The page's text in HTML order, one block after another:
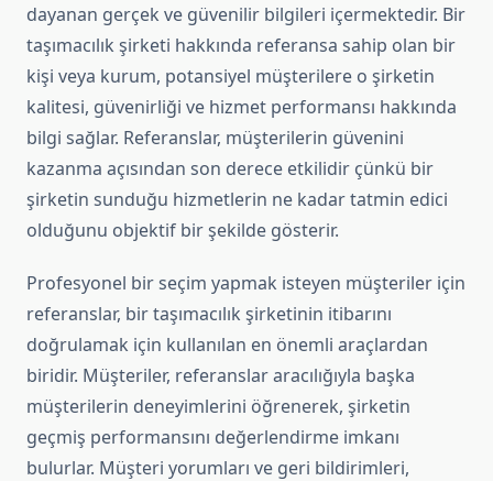
dayanan gerçek ve güvenilir bilgileri içermektedir. Bir
taşımacılık şirketi hakkında referansa sahip olan bir
kişi veya kurum, potansiyel müşterilere o şirketin
kalitesi, güvenirliği ve hizmet performansı hakkında
bilgi sağlar. Referanslar, müşterilerin güvenini
kazanma açısından son derece etkilidir çünkü bir
şirketin sunduğu hizmetlerin ne kadar tatmin edici
olduğunu objektif bir şekilde gösterir.
Profesyonel bir seçim yapmak isteyen müşteriler için
referanslar, bir taşımacılık şirketinin itibarını
doğrulamak için kullanılan en önemli araçlardan
biridir. Müşteriler, referanslar aracılığıyla başka
müşterilerin deneyimlerini öğrenerek, şirketin
geçmiş performansını değerlendirme imkanı
bulurlar. Müşteri yorumları ve geri bildirimleri,